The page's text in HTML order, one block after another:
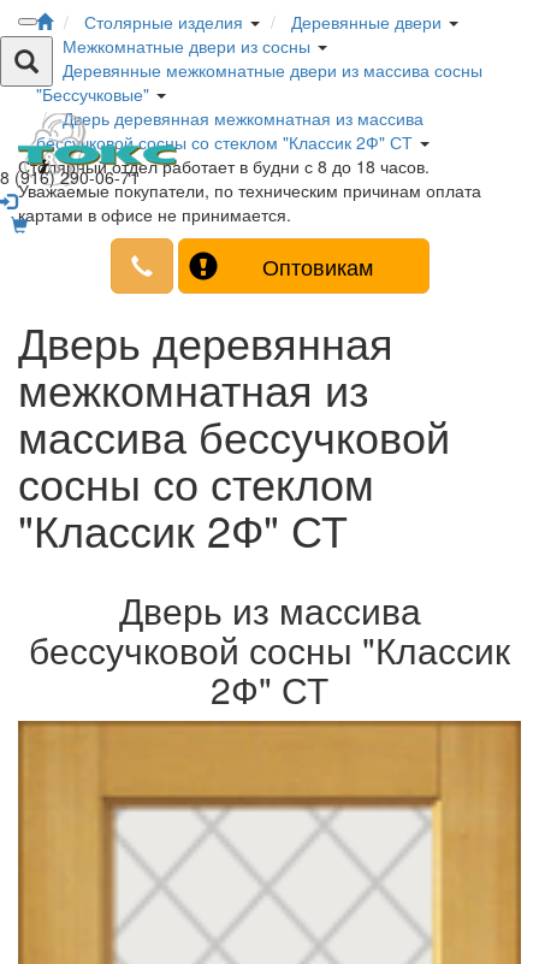
8 (916) 290-06-71
Столярные изделия
Деревянные двери
Межкомнатные двери из сосны
Деревянные межкомнатные двери из массива сосны
"Бессучковые"
Дверь деревянная межкомнатная из массива
бессучковой сосны со стеклом "Классик 2Ф" СТ
Столярный отдел работает в будни с 8 до 18 часов.
Уважаемые покупатели, по техническим причинам оплата
картами в офисе не принимается.
Оптовикам
Дверь деревянная
межкомнатная из
массива бессучковой
сосны со стеклом
"Классик 2Ф" СТ
Дверь из массива
бессучковой сосны "Классик
2Ф" СТ